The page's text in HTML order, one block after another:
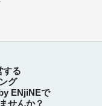
する
グ
ENjiNEで
せんか？